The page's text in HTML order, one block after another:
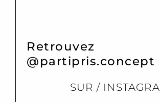
Retrouvez
@partipris.concept
SUR /